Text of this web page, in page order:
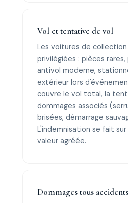
Vol et tentative de vol
Les voitures de
privilégiées : pièces
antivol moderne,
extérieur lors
couvre le vol total, la
dommages associés
brisées, démarrage
L'indemnisation se fait
valeur agréée.
Dommages tous accidents